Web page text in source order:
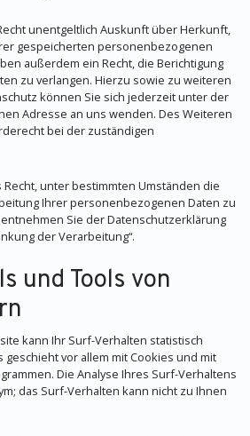
unentgeltlich Auskunft über Herkunft,
gespeicherten personenbezogenen
außerdem ein Recht, die Berichtigung
zu verlangen. Hierzu sowie zu weiteren
können Sie sich jederzeit unter der
Adresse an uns wenden. Des Weiteren
bei der zuständigen
unter bestimmten Umständen die
Ihrer personenbezogenen Daten zu
Sie der Datenschutzerklärung
der Verarbeitung“.
und Tools von
kann Ihr Surf-Verhalten statistisch
vor allem mit Cookies und mit
Die Analyse Ihres Surf-Verhaltens
das Surf-Verhalten kann nicht zu Ihnen